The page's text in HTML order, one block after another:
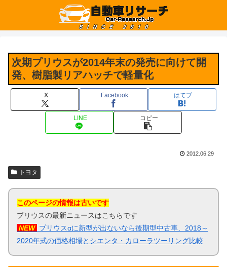
次期プリウスが2014年末の発売に向けて開
発、樹脂製リアハッチで軽量化
X Facebook はてブ
LINE コピー
2012.06.29
トヨタ
このページの情報は古いです
プリウスの最新ニュースはこちらです
NEW プリウスαに新型が出ないなら後期型中古車、2018～
2020年式の価格相場とシエンタ・カローラツーリング比較